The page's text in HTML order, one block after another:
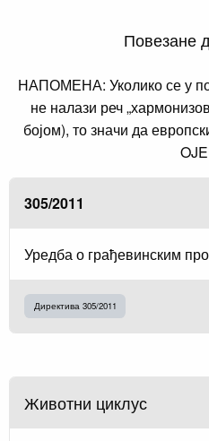
Повезане
НАПОМЕНА: Уколико се у
не налази реч
бојом), то значи да
305/2011
Уредба о грађевинским
Директива 305/2011
Животни циклус